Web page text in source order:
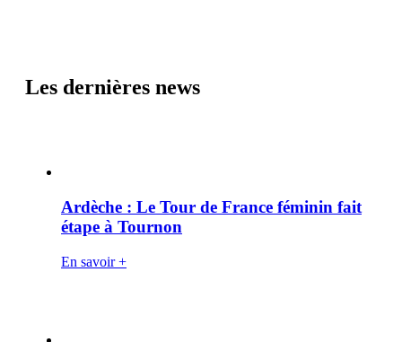
Les dernières news
Ardèche : Le Tour de France féminin fait
étape à Tournon
En savoir +